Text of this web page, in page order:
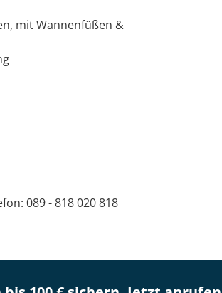
mit Wannenfüßen &
089 - 818 020 818